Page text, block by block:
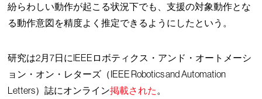
紛らわしい動作が起こる状況下でも、支援の対象動作とな
る動作意図を精度よく推定できるようにしたという。
研究は2月7日にIEEEロボティクス・アンド・オートメーシ
ョン・オン・レターズ（IEEE Robotics and Automation
Letters）誌にオンライン掲載された 。